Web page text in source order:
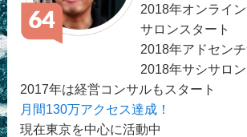
2018年オンライ
サロンスタート
2018年アドセン
2018年サシサロ
2017年は経営コンサルもスタート
月間130万アクセス達成！
現在東京を中心に活動中